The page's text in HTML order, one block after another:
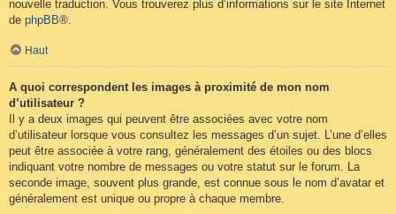
nouvelle traduction. Vous trouverez plus d’informations sur le site Internet
de phpBB®.
Haut
A quoi correspondent les images à proximité de mon nom
d’utilisateur ?
Il y a deux images qui peuvent être associées avec votre nom
d’utilisateur lorsque vous consultez les messages d’un sujet. L’une d’elles
peut être associée à votre rang, généralement des étoiles ou des blocs
indiquant votre nombre de messages ou votre statut sur le forum. La
seconde image, souvent plus grande, est connue sous le nom d’avatar et
généralement est unique ou propre à chaque membre.